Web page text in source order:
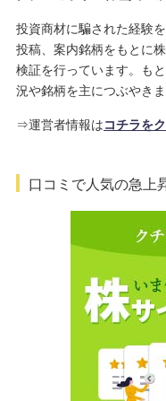
投資商材に騙された経験
投稿、案内銘柄をもとに
検証を行っています。も
況や銘柄を主につぶやきま
⇒運営者情報はコチラを
口コミで人気の急上